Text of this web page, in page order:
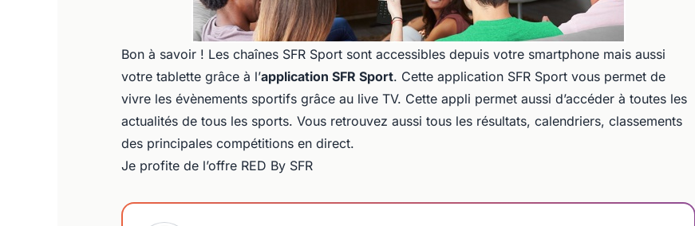
Bon à savoir ! Les chaînes SFR Sport sont accessibles depuis votre smartphone mais aussi
votre tablette grâce à l’application SFR Sport. Cette application SFR Sport vous permet de
vivre les évènements sportifs grâce au live TV. Cette appli permet aussi d’accéder à toutes les
actualités de tous les sports. Vous retrouvez aussi tous les résultats, calendriers, classements
des principales compétitions en direct.
Je profite de l’offre RED By SFR